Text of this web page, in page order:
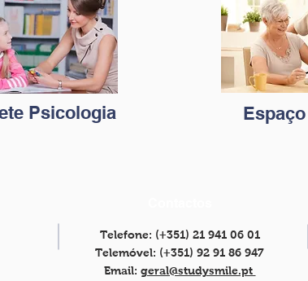
Psicologia
Telefone: (+351) 21 941 06 01
Telemóvel: (+351) 92 91 86 947
Email: geral@studysmile.pt